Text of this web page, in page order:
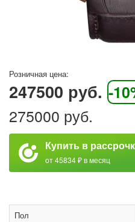
Розничная цена:
247500 руб. -
275000 руб.
Купить в
от 45834 ₽ в месяц
Пол